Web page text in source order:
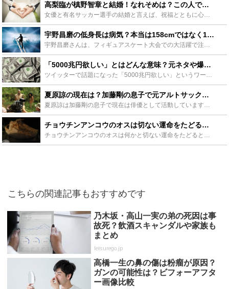
高梨臨が槙野智章と結婚！なれそめは？この人で大丈夫？と心配の声も - Leisurego(レジャーゴー)
女優と有名サッカー選手の結婚と言えば、祝福とともに心配する声も多いもの…。存在感のある演技が注目される高橋臨もその一人でしょう。本記事では高梨臨の結婚に関する情報を紹介し、夫とのなれそめやドレス姿、...
宇野昌磨の低身長は病気？本当は158cmではなく153cmでサバ読みしてる？ - Leisurego(レジャーゴー)
宇野昌磨さんは、フィギュアスケート大会での大活躍で注目されていますが、彼の身長が低いことはご存知ですか？宇野昌磨さんの身長が低いのは遺伝なのか、病気なのか。そばに連れ添っている弟との身長差は？本田真...
「5000兆円欲しい」とはどんな意味？元ネタや爆笑の派生作品も紹介！ - Leisurego(レジャーゴー)
ツイッターで話題になった「5000兆円欲しい」というワードは、語感の良さや5000兆円という現実離れした金額がウケてブームとなりました。ここでは、「5000兆円欲しい」の由来から派生アイテムをまとめ...
夏原諒の現在は？加藤剛の息子で元アルトサックス奏者！妻や子供も紹介！ - Leisurego(レジャーゴー)
夏原諒は加藤剛の息子で現在は俳優として活動しています。元はアルトサックス奏者で音大出身です。弟も加藤頼の名前で俳優をしていて、母は声優の伊藤政子です。夏原諒には妻と子供がおり、家族の写真などをTwi...
チョウチンアンコウのオスは切ない運命をたどる？その理由を解説！ - Leisurego(レジャーゴー)
チョウチンアンコウのオスは何かと切ない運命をたどるといわれています。それはなぜなのでしょうか？この記事ではチョウチンアンコウのオスの切なさの理由を解説していきます。チョウチンアンコウのメスとの違い、...
こちらの関連記事もおすすめです
乃木坂・高山一実の弟の死因は事
故死？飲酒スキャンダルや家族も
まとめ
leisurego.jp
高橋一生の鼻の傷は粉瘤が原因？
ガンの可能性は？ビフォーアフタ
ー画像比較